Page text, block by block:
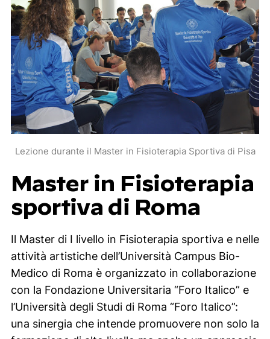
Lezione durante il Master in Fisioterapia Sportiva di Pisa
Master in Fisioterapia
sportiva di Roma
Il Master di I livello in Fisioterapia sportiva e nelle
attività artistiche dell’Università Campus Bio-
Medico di Roma è organizzato in collaborazione
con la Fondazione Universitaria “Foro Italico” e
l’Università degli Studi di Roma “Foro Italico”:
una sinergia che intende promuovere non solo la